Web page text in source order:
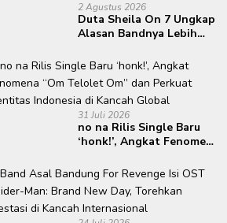
2 Agustus 2026
Duta Sheila On 7 Ungkap
Alasan Bandnya Lebih
Podcast
31 Juli 2026
no na Rilis Single Baru
‘honk!’, Angkat Fenomena
Perkuat Identitas
Indonesia di Kancah
Global